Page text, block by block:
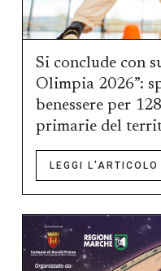
Si conclude con
Olimpia 2026”:
benessere per
primarie del
LEGGI L'ARTICOLO